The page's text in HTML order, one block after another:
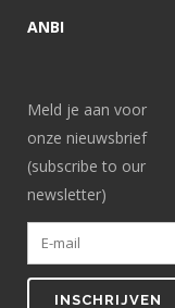
ANBI
Meld je aan voor
onze nieuwsbrief
(subscribe to our
newsletter)